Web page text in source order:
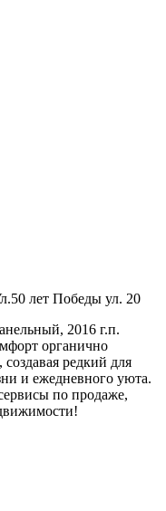
лет Победы ул. 20
2016 г.п.
органично
редкий для
и ежедневного уюта.
по продаже,